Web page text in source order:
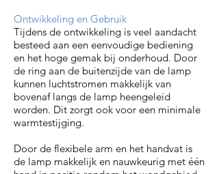
Ontwikkeling en Gebruik
Tijdens de ontwikkeling is veel aandacht
besteed aan een eenvoudige bediening
en het hoge gemak bij onderhoud. Door
de ring aan de buitenzijde van de lamp
kunnen luchtstromen makkelijk van
bovenaf langs de lamp heengeleid
worden. Dit zorgt ook voor een minimale
warmtestijging.
Door de flexibele arm en het handvat is
de lamp makkelijk en nauwkeurig met één